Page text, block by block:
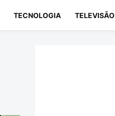
TECNOLOGIA TELEVISÃO